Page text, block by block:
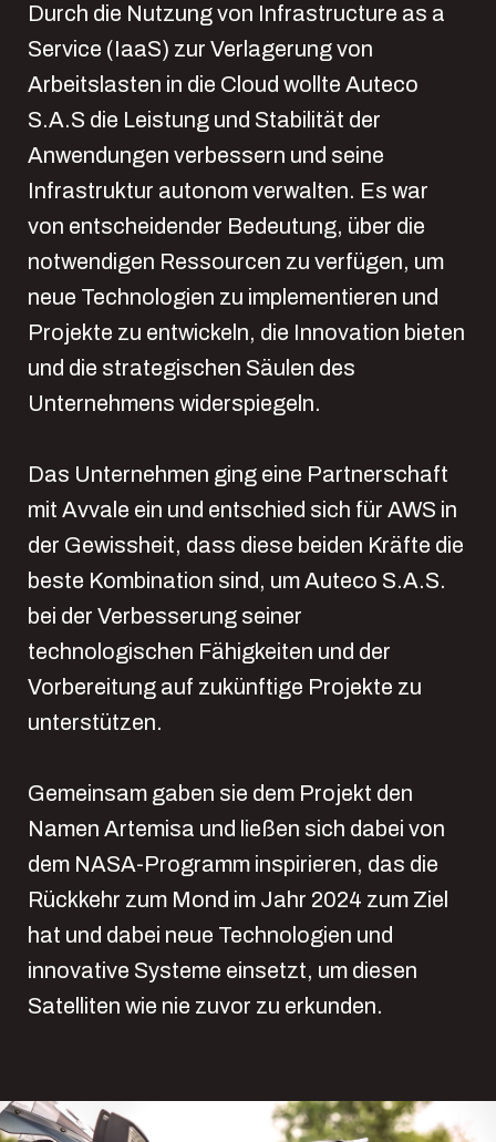
Durch die Nutzung von Infrastructure as a
Service (IaaS) zur Verlagerung von
Arbeitslasten in die Cloud wollte Auteco
S.A.S die Leistung und Stabilität der
Anwendungen verbessern und seine
Infrastruktur autonom verwalten. Es war
von entscheidender Bedeutung, über die
notwendigen Ressourcen zu verfügen, um
neue Technologien zu implementieren und
Projekte zu entwickeln, die Innovation bieten
und die strategischen Säulen des
Unternehmens widerspiegeln.
Das Unternehmen ging eine Partnerschaft
mit Avvale ein und entschied sich für AWS in
der Gewissheit, dass diese beiden Kräfte die
beste Kombination sind, um Auteco S.A.S.
bei der Verbesserung seiner
technologischen Fähigkeiten und der
Vorbereitung auf zukünftige Projekte zu
unterstützen.
Gemeinsam gaben sie dem Projekt den
Namen Artemisa und ließen sich dabei von
dem NASA-Programm inspirieren, das die
Rückkehr zum Mond im Jahr 2024 zum Ziel
hat und dabei neue Technologien und
innovative Systeme einsetzt, um diesen
Satelliten wie nie zuvor zu erkunden.